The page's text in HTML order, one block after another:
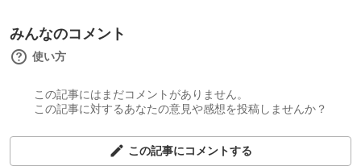
みんなのコメント
使い方
この記事にはまだコメントがありません。
この記事に対するあなたの意見や感想を投稿しませんか？
この記事にコメントする